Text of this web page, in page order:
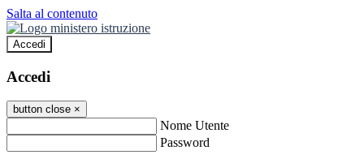
Salta al contenuto
Accedi
Accedi
button close ×
Nome Utente
Password